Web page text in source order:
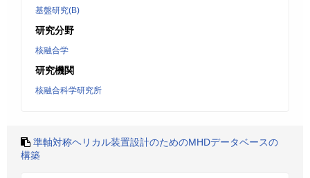
基盤研究(B)
研究分野
核融合学
研究機関
核融合科学研究所
準軸対称ヘリカル装置設計のためのMHDデータベースの
構築